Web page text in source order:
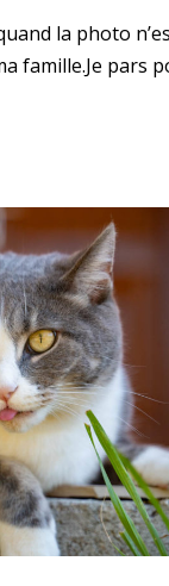
la photo
famille.Je pars